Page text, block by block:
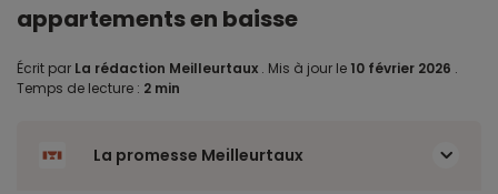
appartements en baisse
Écrit par La rédaction Meilleurtaux . Mis à jour le 10 février 2026 .
Temps de lecture : 2 min
La promesse Meilleurtaux